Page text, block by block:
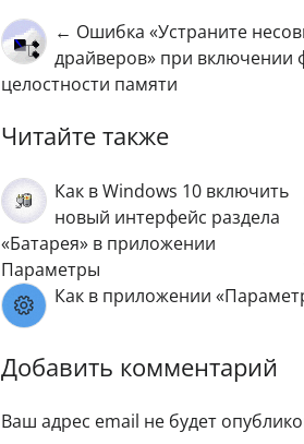
← Ошибка «Устраните
драйверов» при включении
целостности памяти
Читайте также
Как в Windows 10 включить
новый интерфейс раздела
«Батарея» в приложении
Параметры
Как в приложении
Добавить комментарий
Ваш адрес email не будет